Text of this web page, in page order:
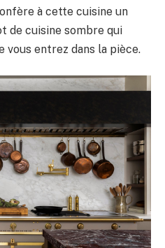
à cette cuisine un
de cuisine sombre qui
entrez dans la pièce.